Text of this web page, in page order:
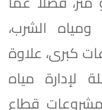
الشرب،
كبرى، علاوة
لإدارة مياه
مشروعات قطاع